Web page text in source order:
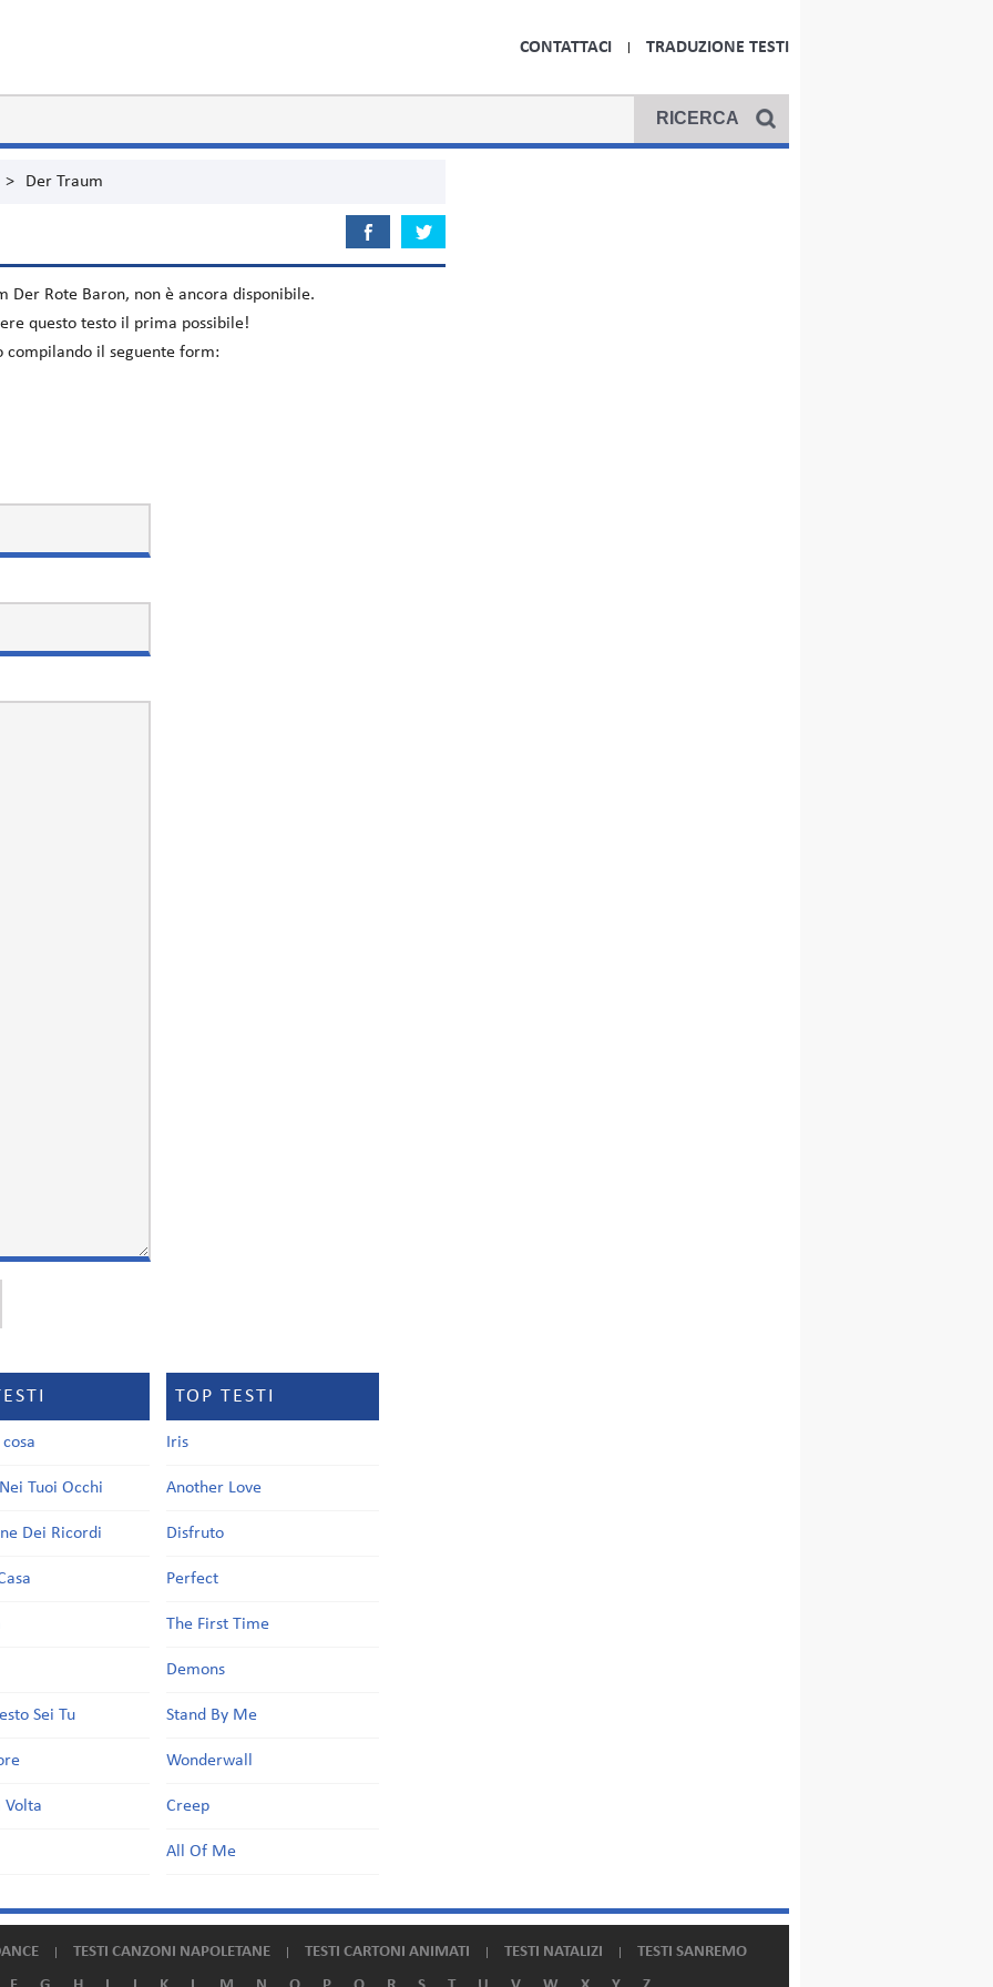
CONTATTACI TRADUZIONE TESTI
> Der Traum
Der Rote Baron, non è ancora disponibile.
questo testo il prima possibile!
compilando il seguente form:
Tuoi Occhi
Dei Ricordi
Sei Tu
Volta
TOP TESTI
Iris
Another Love
Disfruto
Perfect
The First Time
Demons
Stand By Me
Wonderwall
Creep
All Of Me
TESTI CANZONI NAPOLETANE TESTI CARTONI ANIMATI TESTI NATALIZI
TESTI SANREMO